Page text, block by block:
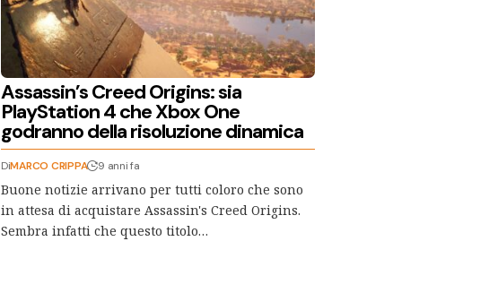
Assassin’s Creed Origins: sia
PlayStation 4 che Xbox One
godranno della risoluzione dinamica
DiMARCO CRIPPA 9 anni fa
Buone notizie arrivano per tutti coloro che sono
in attesa di acquistare Assassin's Creed Origins.
Sembra infatti che questo titolo…